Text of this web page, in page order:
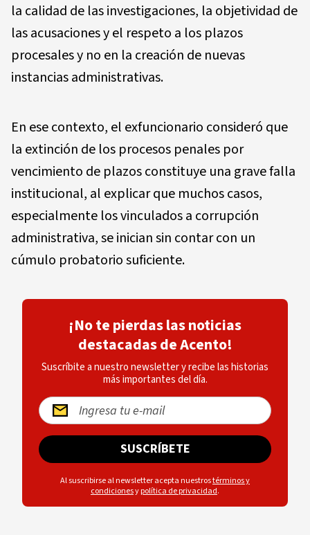
la calidad de las investigaciones, la objetividad de
las acusaciones y el respeto a los plazos
procesales y no en la creación de nuevas
instancias administrativas.
En ese contexto, el exfuncionario consideró que
la extinción de los procesos penales por
vencimiento de plazos constituye una grave falla
institucional, al explicar que muchos casos,
especialmente los vinculados a corrupción
administrativa, se inician sin contar con un
cúmulo probatorio suficiente.
¡No te pierdas las noticias
destacadas de Acento!
Suscríbite a nuestro newsletter y recibe las historias
más importantes del día.
SUSCRÍBETE
Al suscribirse al newsletter acepta nuestrostérminos y
condicionesypolítica de privacidad.